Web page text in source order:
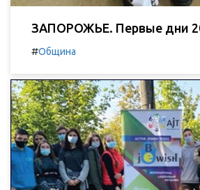
ЗАПОРОЖЬЕ. Первые дни
#Община